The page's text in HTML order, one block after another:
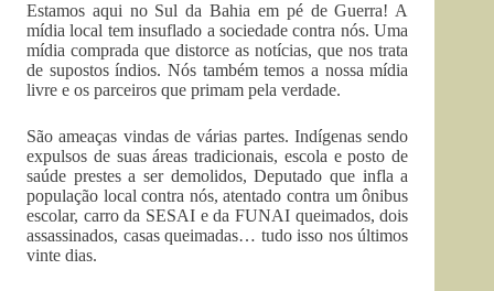
Estamos aqui no Sul da Bahia em pé de Guerra! A
mídia local tem insuflado a sociedade contra nós. Uma
mídia comprada que distorce as notícias, que nos trata
de supostos índios. Nós também temos a nossa mídia
livre e os parceiros que primam pela verdade.
São ameaças vindas de várias partes. Indígenas sendo
expulsos de suas áreas tradicionais, escola e posto de
saúde prestes a ser demolidos, Deputado que infla a
população local contra nós, atentado contra um ônibus
escolar, carro da SESAI e da FUNAI queimados, dois
assassinados, casas queimadas… tudo isso nos últimos
vinte dias.